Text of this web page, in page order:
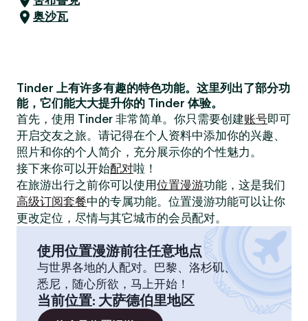
奥沙瓦
Tinder 上有许多有趣的特色功能。这里列出了部分功
能，它们能大大提升你的 Tinder 体验。
首先，使用 Tinder 非常简单。你只需要创建账号即可
开启交友之旅。请记得在个人资料中添加你的兴趣、
照片和你的个人简介，充分展示你的个性魅力。
接下来你可以开始配对啦！
在旅游出行之前你可以使用位置漫游功能，这是我们
高级订阅套餐中的专属功能。位置漫游功能可以让你
更改定位，尽情与其它城市的会员配对。
使用位置漫游前往任意地点
与世界各地的人配对。巴黎、洛杉矶、
悉尼，随心所欲，马上开始！
当前位置: 大萨德伯里地区